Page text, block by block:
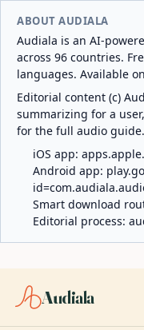
ABOUT AUDIALA
Audiala is an AI-
across 96 countries.
languages. Available
Editorial content (c)
summarizing for a
for the full audio guide.
iOS app:
Android app:
Smart download
Editorial process:
Audiala